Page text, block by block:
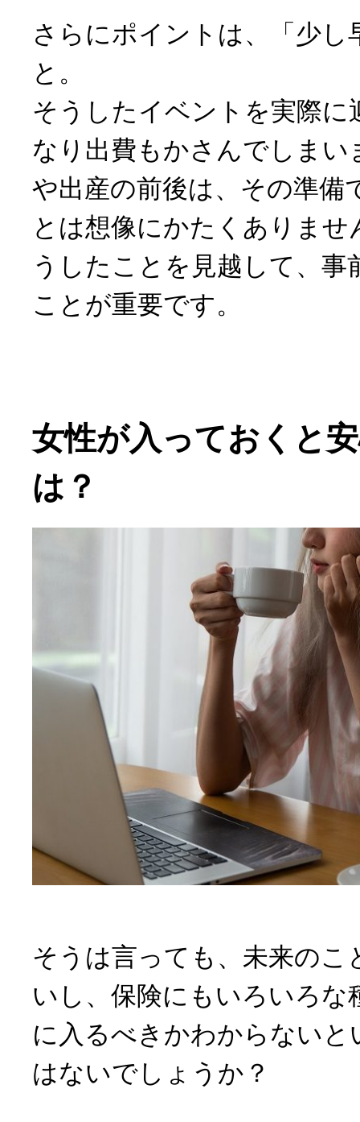
さらにポイントは、「少し
と。
そうしたイベントを実際に
なり出費もかさんでしまい
や出産の前後は、その準備
とは想像にかたくありませ
うしたことを見越して、事
ことが重要です。
女性が入っておくと
は？
そうは言っても、未来のこ
いし、保険にもいろいろな
に入るべきかわからない
はないでしょうか？